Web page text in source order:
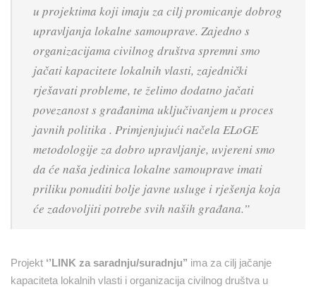
u projektima koji imaju za cilj promicanje dobrog
upravljanja lokalne samouprave. Zajedno s
organizacijama civilnog društva spremni smo
jačati kapacitete lokalnih vlasti, zajednički
rješavati probleme, te želimo dodatno jačati
povezanost s građanima uključivanjem u proces
javnih politika . Primjenjujući načela ELoGE
metodologije za dobro upravljanje, uvjereni smo
da će naša jedinica lokalne samouprave imati
priliku ponuditi bolje javne usluge i rješenja koja
će zadovoljiti potrebe svih naših građana.”
Projekt ‘’LINK za saradnju/suradnju’’ ima za cilj jačanje
kapaciteta lokalnih vlasti i organizacija civilnog društva u